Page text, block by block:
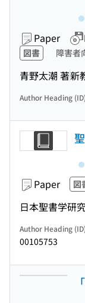
Paper
図書 障害者
青野太潮 著新
Author Heading
Paper 図
日本聖書学研
Author Heading
00105753